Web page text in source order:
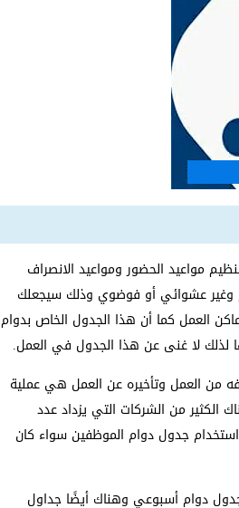
مواعيد الحضور ومواعيد الانصراف
وغير عشوائي أو فوضوي وذلك سيجعلك
العمل كما أن هذا الجدول الخاص بدوام
لذلك لا غنى عن هذا الجدول في العمل.
من العمل وتأخيره عن العمل هي عملية
من الشركات التي يزداد عدد
جدول دوام الموظفين سواء كان
دوام أسبوعي وهناك أيضًا جداول